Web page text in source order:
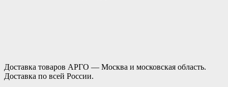
Доставка товаров АРГО — Москва и московская область.
Доставка по всей России.